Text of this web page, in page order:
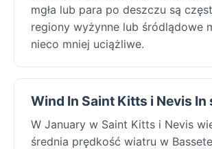
mgła lub para po deszczu są
regiony wyżynne lub śródlądowe
nieco mniej uciążliwe.
Wind In Saint Kitts i Nevis In
W January w Saint Kitts i Nevis
średnia prędkość wiatru w